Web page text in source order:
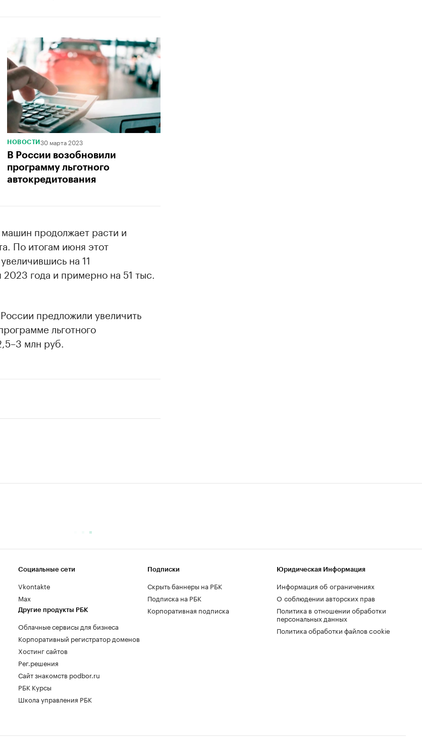
НОВОСТИ 30 марта 2023
В России возобновили
программу льготного
автокредитования
продолжает расти и
По итогам июня этот
на 11
года и примерно на 51 тыс.
России предложили увеличить
льготного
млн руб.
Социальные сети
Vkontakte
Max
Другие продукты РБК
Облачные сервисы для бизнеса
Корпоративный регистратор доменов
Хостинг сайтов
Рег.решения
Сайт знакомств podbor.ru
РБК Курсы
Школа управления РБК
Подписки
Скрыть баннеры на РБК
Подписка на РБК
Корпоративная подписка
Юридическая Информация
Информация об ограничениях
О соблюдении авторских прав
Политика в отношении обработки
персональных данных
Политика обработки файлов cookie